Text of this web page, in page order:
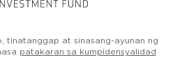
tinatanggap at sinasang-ayunan ng
patakaran sa kumpidensyalidad